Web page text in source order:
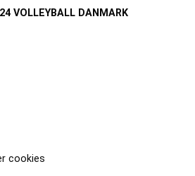
VOLLEYBALL DANMARK
cookies